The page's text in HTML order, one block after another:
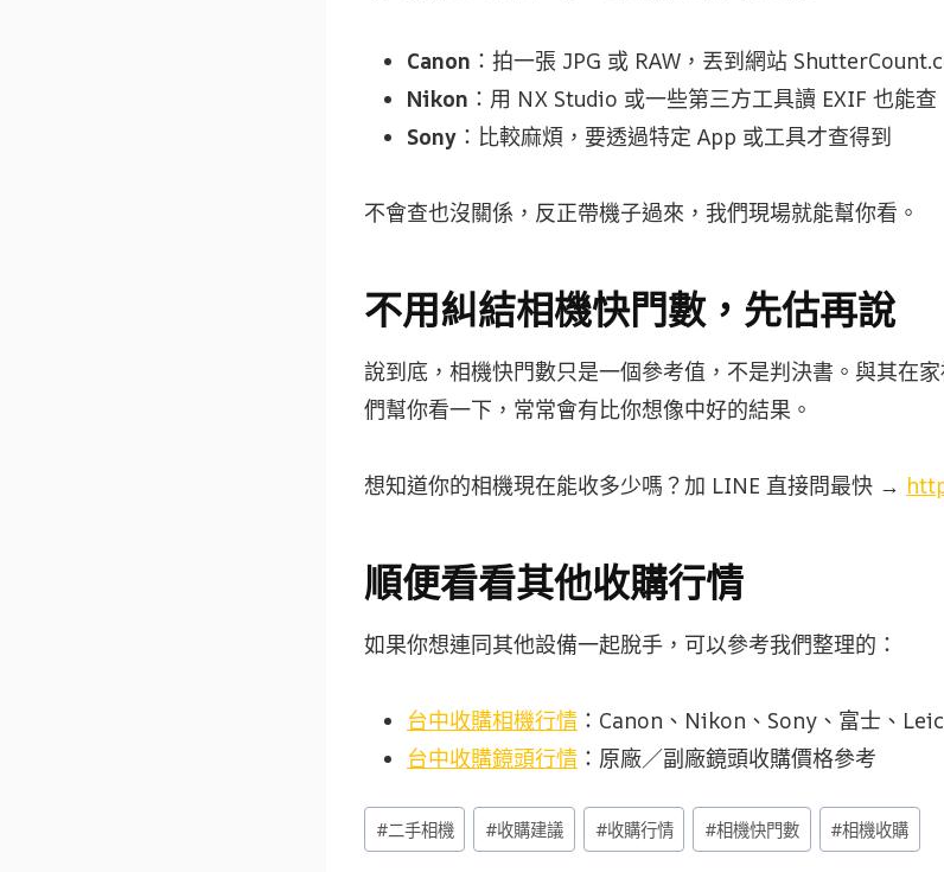
Canon ：拍一張 JPG 或 RAW，丟到網站
Nikon ：用 NX Studio 或一些第三方工具讀 EXIF 也能查
Sony ：比較麻煩，要透過特定 App 或工具才查得到
不會查也沒關係，反正帶機子過來，我們現場就能幫你看。
不用糾結相機快門數，先估再說
說到底，相機快門數只是一個參考值，不是判決書。與其在
們幫你看一下，常常會有比你想像中好的結果。
想知道你的相機現在能收多少嗎？加 LINE 直接問最快 →
順便看看其他收購行情
如果你想連同其他設備一起脫手，可以參考我們整理的：
台中收購相機行情 ：Canon、Nikon、Sony、富士、
台中收購鏡頭行情 ：原廠／副廠鏡頭收購價格參考
Post
Tags:
#二手相機 #收購建議 #收購行情 #相機快門數 #相機收購